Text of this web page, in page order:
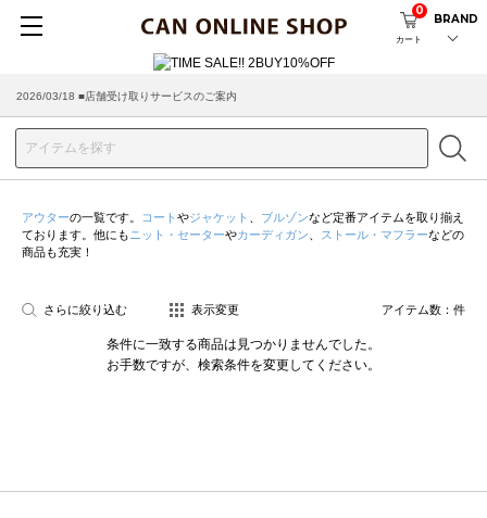
カート
0
BRAND
2026/03/18 ■店舗受け取りサービスのご案内
アウターの一覧です。 コート やジャケット ブルゾンなど定番アイテムを取り揃え
ております。他にも ニット・セーターやカーディガン ストール・マフラーなどの
商品も充実！
さらに絞り込む 表示変更 アイテム数： 件
条件に一致する商品は見つかりませんでした。
お手数ですが、検索条件を変更してください。